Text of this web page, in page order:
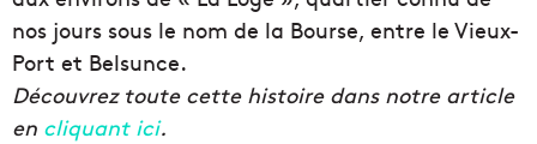
nos jours sous le nom de la Bourse, entre le Vieux-
Port et Belsunce.
Découvrez toute cette histoire dans notre article
en cliquant ici.